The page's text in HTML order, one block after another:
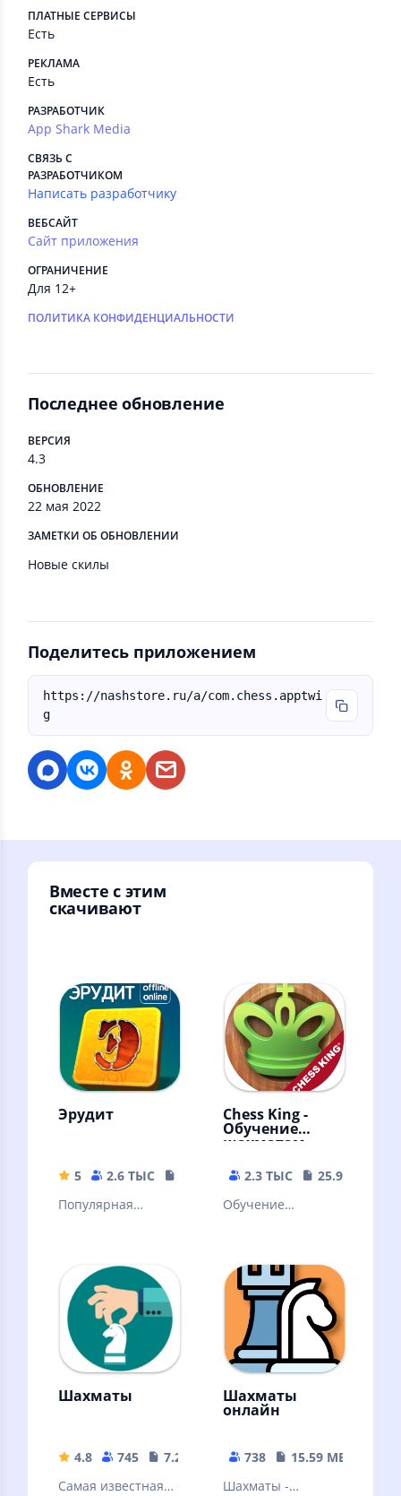
ПЛАТНЫЕ СЕРВИСЫ
Есть
РЕКЛАМА
Есть
РАЗРАБОТЧИК
App Shark Media
СВЯЗЬ С
РАЗРАБОТЧИКОМ
Написать разработчику
ВЕБСАЙТ
Сайт приложения
ОГРАНИЧЕНИЕ
Для 12+
ПОЛИТИКА КОНФИДЕНЦИАЛЬНОСТИ
Последнее обновление
ВЕРСИЯ
4.3
ОБНОВЛЕНИЕ
22 мая 2022
ЗАМЕТКИ ОБ ОБНОВЛЕНИИ
Новые скилы
Поделитесь приложением
https://nashstore.ru/a/com.chess.apptwi
g
Вместе с этим
скачивают
Эрудит
5 2.6 ТЫС
42.89 MB
Популярная
Знакомая многим с
детства
Chess King -
Обучение
шахматам
2.3 ТЫС
25.93 MB
Обучение
наглядным!
Множество задач
и уроков!
Шахматы
4.8 745
7.27 MB
Самая известная
Шахматы
онлайн
738
15.59 MB
Шахматы -